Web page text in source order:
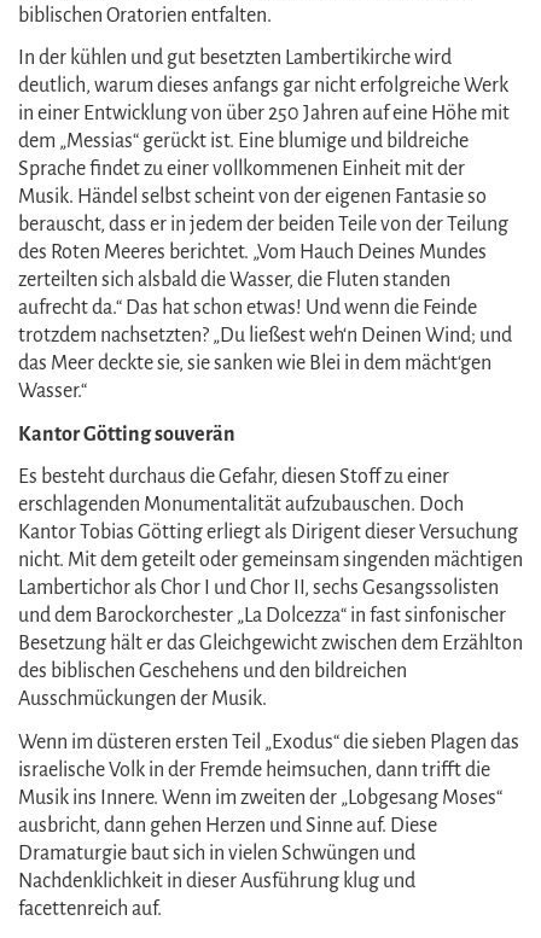
biblischen Oratorien entfalten.
In der kühlen und gut besetzten Lambertikirche wird
deutlich, warum dieses anfangs gar nicht erfolgreiche Werk
in einer Entwicklung von über 250 Jahren auf eine Höhe mit
dem „Messias“ gerückt ist. Eine blumige und bildreiche
Sprache findet zu einer vollkommenen Einheit mit der
Musik. Händel selbst scheint von der eigenen Fantasie so
berauscht, dass er in jedem der beiden Teile von der Teilung
des Roten Meeres berichtet. „Vom Hauch Deines Mundes
zerteilten sich alsbald die Wasser, die Fluten standen
aufrecht da.“ Das hat schon etwas! Und wenn die Feinde
trotzdem nachsetzten? „Du ließest weh‘n Deinen Wind; und
das Meer deckte sie, sie sanken wie Blei in dem mächt‘gen
Wasser.“
Kantor Götting souverän
Es besteht durchaus die Gefahr, diesen Stoff zu einer
erschlagenden Monumentalität aufzubauschen. Doch
Kantor Tobias Götting erliegt als Dirigent dieser Versuchung
nicht. Mit dem geteilt oder gemeinsam singenden mächtigen
Lambertichor als Chor I und Chor II, sechs Gesangssolisten
und dem Barockorchester „La Dolcezza“ in fast sinfonischer
Besetzung hält er das Gleichgewicht zwischen dem Erzählton
des biblischen Geschehens und den bildreichen
Ausschmückungen der Musik.
Wenn im düsteren ersten Teil „Exodus“ die sieben Plagen das
israelische Volk in der Fremde heimsuchen, dann trifft die
Musik ins Innere. Wenn im zweiten der „Lobgesang Moses“
ausbricht, dann gehen Herzen und Sinne auf. Diese
Dramaturgie baut sich in vielen Schwüngen und
Nachdenklichkeit in dieser Ausführung klug und
facettenreich auf.